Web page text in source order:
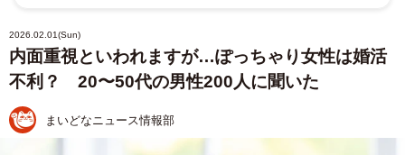
2026.02.01(Sun)
内面重視といわれますが…ぽっちゃり女性は婚活
不利？ 20〜50代の男性200人に聞いた
まいどなニュース情報部